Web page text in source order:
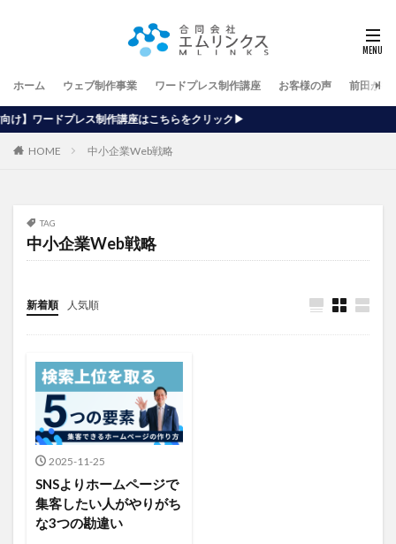
ホーム ウェブ制作事業 ワードプレス制作講座 お客様の声 前田が行
講座はこちらをクリック▶
HOME 中小企業Web戦略
TAG
中小企業Web戦略
新着順 人気順
2025-11-25
SNSよりホームページで
集客したい人がやりがち
な3つの勘違い